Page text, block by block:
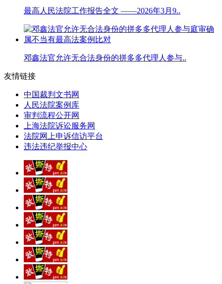
最高人民法院工作报告全文 ——2026年3月9..
邓鑫法官允许无合法身份的拼多多代理人参与..
友情链接
中国裁判文书网
人民法院案例库
审判流程公开网
上海法院诉讼服务网
法院网上申诉信访平台
违法违纪举报中心